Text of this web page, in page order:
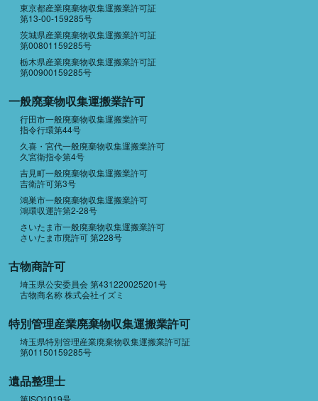
東京都産業廃棄物収集運搬業許可証
第13-00-159285号
茨城県産業廃棄物収集運搬業許可証
第00801159285号
栃木県産業廃棄物収集運搬業許可証
第00900159285号
一般廃棄物収集運搬業許可
行田市一般廃棄物収集運搬業許可
指令行環第44号
久喜・宮代一般廃棄物収集運搬業許可
久宮衛指令第4号
吉見町一般廃棄物収集運搬業許可
吉衛許可第3号
鴻巣市一般廃棄物収集運搬業許可
鴻環収運許第2-28号
さいたま市一般廃棄物収集運搬業許可
さいたま市廃許可 第228号
古物商許可
埼玉県公安委員会 第431220025201号
古物商名称 株式会社イズミ
特別管理産業廃棄物収集運搬業許可
埼玉県特別管理産業廃棄物収集運搬業許可証
第01150159285号
遺品整理士
第ISO1019号